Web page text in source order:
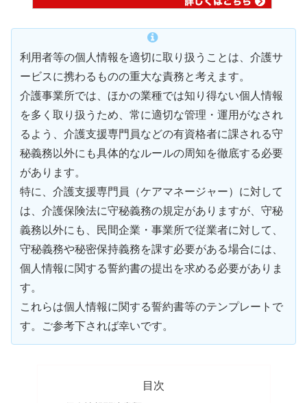
利用者等の個人情報を適切に取り扱うことは、介護サ
ービスに携わるものの重大な責務と考えます。
介護事業所では、ほかの業種では知り得ない個人情報
を多く取り扱うため、常に適切な管理・運用がなされ
るよう、介護支援専門員などの有資格者に課される守
秘義務以外にも具体的なルールの周知を徹底する必要
があります。
特に、介護支援専門員（ケアマネージャー）に対して
は、介護保険法に守秘義務の規定がありますが、守秘
義務以外にも、民間企業・事業所で従業者に対して、
守秘義務や秘密保持義務を課す必要がある場合には、
個人情報に関する誓約書の提出を求める必要がありま
す。
これらは個人情報に関する誓約書等のテンプレートで
す。ご参考下されば幸いです。
目次